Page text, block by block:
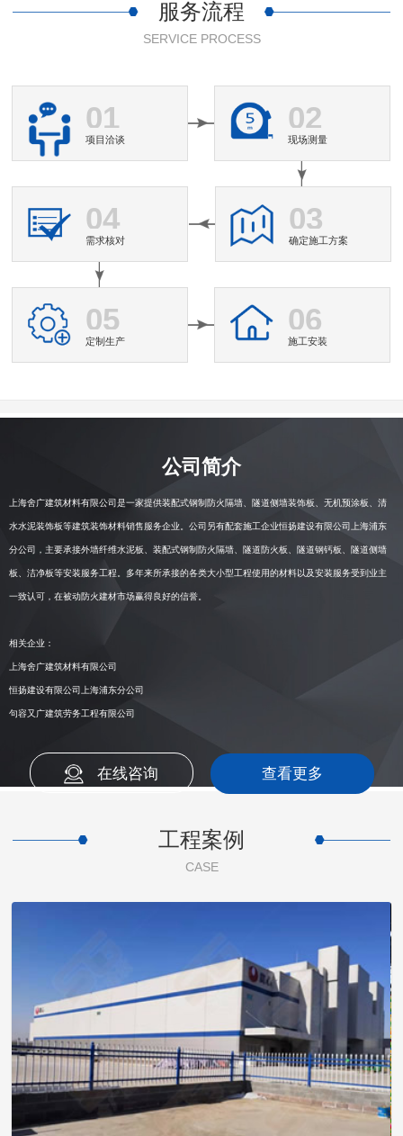
服务流程
SERVICE PROCESS
01
项目洽谈
02
现场测量
03
确定施工方案
04
需求核对
05
定制生产
06
施工安装
公司简介
上海舍广建筑材料有限公司 是一家提供装配式钢制防火隔墙、隧道侧墙装饰板、无机预涂板、清
水水泥装饰板等建筑装饰材料销售服务企业。 公司另有配套施工企业恒扬建设有限公司上海浦东
分公司 ，主要承接外墙纤维水泥板、装配式钢制防火隔墙、隧道防火板、隧道钢钙板、隧道侧墙
板、洁净板等安装服务工程。多年来所承接的各类大小型工程使用的材料以及安装服务受到业主
一致认可，在被动防火建材市场赢得良好的信誉。
相关企业：
上海舍广建筑材料有限公司
恒扬建设有限公司上海浦东分公司
句容又广建筑劳务工程有限公司
在线咨询 查看更多
工程案例
CASE